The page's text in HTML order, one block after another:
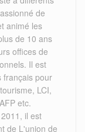
de
animé les
de 10 ans
offices de
Il est
français pour
LCI,
etc.
il est
de L'union de